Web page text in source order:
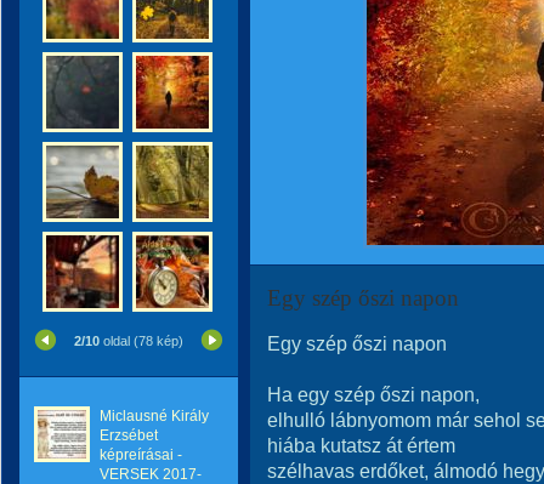
2/10 oldal (78 kép)
Miclausné Király
Erzsébet
képreírásai -
VERSEK 2017-
Egy szép őszi napon
Egy szép őszi napon
Ha egy szép őszi napon,
elhulló lábnyomom már sehol
hiába kutatsz át értem
szélhavas erdőket, álmodó